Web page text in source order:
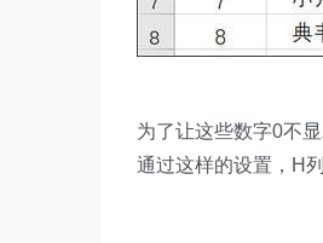
为了让这些数字0不
通过这样的设置，H